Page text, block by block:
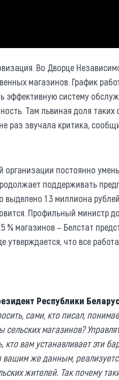
Во Дворце
магазинов. График
эффективную систему
Там львиная доля
раз звучала критика,
организации постоянно
поддерживать
выделено 1.3 миллиона
Профильный министр
% магазинов – Белстат
утверждается, что все
Республики
сами, кто писал,
магазинов?
вам устанавливает эти
же данным,
жителей. Так почему